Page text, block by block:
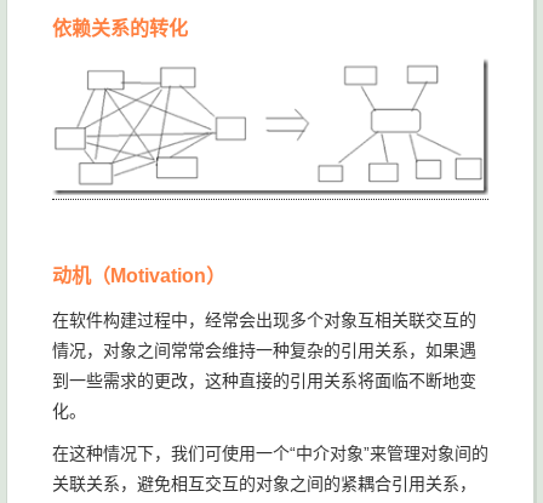
依赖关系的转化
动机（Motivation）
在软件构建过程中，经常会出现多个对象互相关联交互的
情况，对象之间常常会维持一种复杂的引用关系，如果遇
到一些需求的更改，这种直接的引用关系将面临不断地变
化。
在这种情况下，我们可使用一个“中介对象”来管理对象间的
关联关系，避免相互交互的对象之间的紧耦合引用关系，